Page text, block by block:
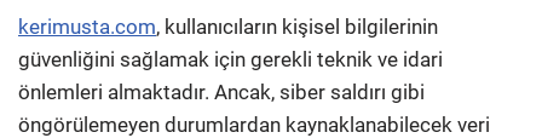
kerimusta.com, kullanıcıların kişisel bilgilerinin
güvenliğini sağlamak için gerekli teknik ve idari
önlemleri almaktadır. Ancak, siber saldırı gibi
öngörülemeyen durumlardan kaynaklanabilecek veri